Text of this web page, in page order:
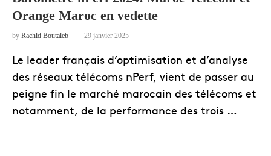
Orange Maroc en vedette
by Rachid Boutaleb 29 janvier 2025
Le leader français d’optimisation et d’analyse
des réseaux télécoms nPerf, vient de passer au
peigne fin le marché marocain des télécoms et
notamment, de la performance des trois …